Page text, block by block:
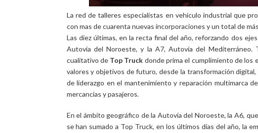
La red de talleres especialistas en vehículo industrial que
con mas de cuarenta nuevas incorporaciones y un total de
Las diez últimas, en la recta final del año, reforzando dos
Autovía del Noroeste, y la A7, Autovía del Mediterráneo.
cualitativo de Top Truck donde prima el cumplimiento de los
valores y objetivos de futuro, desde la transformación
de liderazgo en el mantenimiento y reparación multimarca
mercancías y pasajeros.
En el ámbito geográfico de la Autovía del Noroeste, la A6,
se han sumado a Top Truck, en los últimos días del año, la